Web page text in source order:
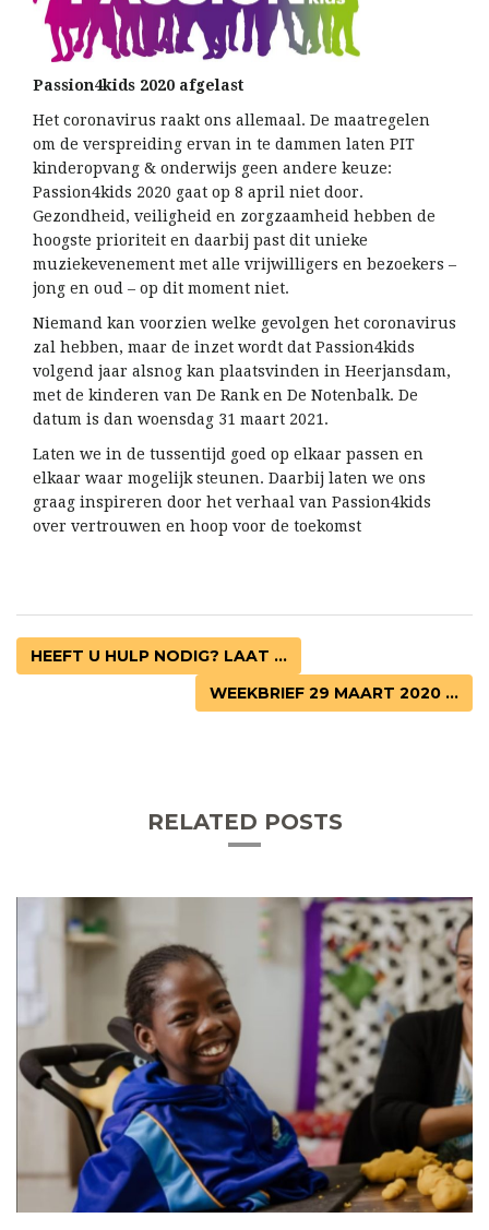
Passion4kids 2020 afgelast
Het coronavirus raakt ons allemaal. De maatregelen
om de verspreiding ervan in te dammen laten PIT
kinderopvang & onderwijs geen andere keuze:
Passion4kids 2020 gaat op 8 april niet door.
Gezondheid, veiligheid en zorgzaamheid hebben de
hoogste prioriteit en daarbij past dit unieke
muziekevenement met alle vrijwilligers en bezoekers –
jong en oud – op dit moment niet.
Niemand kan voorzien welke gevolgen het coronavirus
zal hebben, maar de inzet wordt dat Passion4kids
volgend jaar alsnog kan plaatsvinden in Heerjansdam,
met de kinderen van De Rank en De Notenbalk. De
datum is dan woensdag 31 maart 2021.
Laten we in de tussentijd goed op elkaar passen en
elkaar waar mogelijk steunen. Daarbij laten we ons
graag inspireren door het verhaal van Passion4kids
over vertrouwen en hoop voor de toekomst
HEEFT U HULP NODIG? LAAT ...
WEEKBRIEF 29 MAART 2020 ...
RELATED POSTS